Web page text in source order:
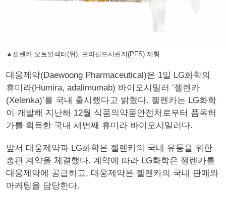
▲젤렌카 오토인젝터(위), 프리필드시린지(PFS) 제형
대웅제약(Daewoong Pharmaceutical)은 1일 LG화학의
휴미라(Humira, adalimumab) 바이오시밀러 ‘젤렌카
(Xelenka)’를 국내 출시했다고 밝혔다. 젤렌카는 LG화학
이 개발해 지난해 12월 식품의약품안전처로부터 품목허
가를 획득한 국내 세번째 휴미라 바이오시밀러다.
앞서 대웅제약과 LG화학은 젤렌카의 국내 유통을 위한
총판 계약을 체결했다. 계약에 따라 LG화학은 젤렌카를
대웅제약에 공급하고, 대웅제약은 젤렌카의 국내 판매와
마케팅을 담당한다.